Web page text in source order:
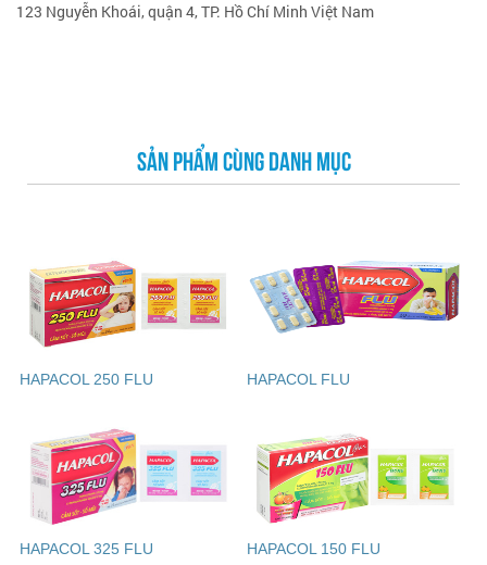
123 Nguyễn Khoái, quận 4, TP. Hồ Chí Minh Việt Nam
SẢN PHẨM CÙNG DANH MỤC
HAPACOL 250 FLU HAPACOL FLU
HAPACOL 325 FLU HAPACOL 150 FLU